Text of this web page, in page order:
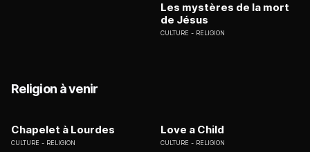
Les mystères de la mort
de Jésus
CULTURE RELIGION
Religion à venir
Chapelet à Lourdes
CULTURE RELIGION
Love a Child
CULTURE RELIGION